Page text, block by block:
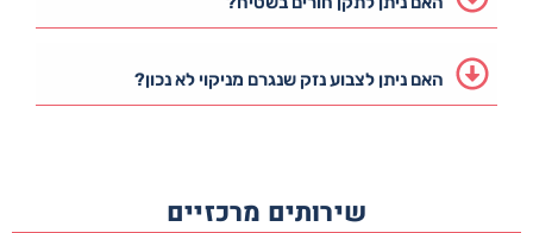
האם ניתן לצבוע נזק שנגרם מניקוי לא נכון?
שירותים מרכזיים